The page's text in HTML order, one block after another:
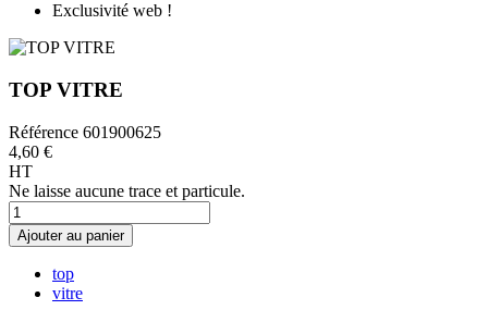
Exclusivité web !
TOP VITRE
Référence 601900625
4,60 €
HT
Ne laisse aucune trace et particule.
Ajouter au panier
top
vitre